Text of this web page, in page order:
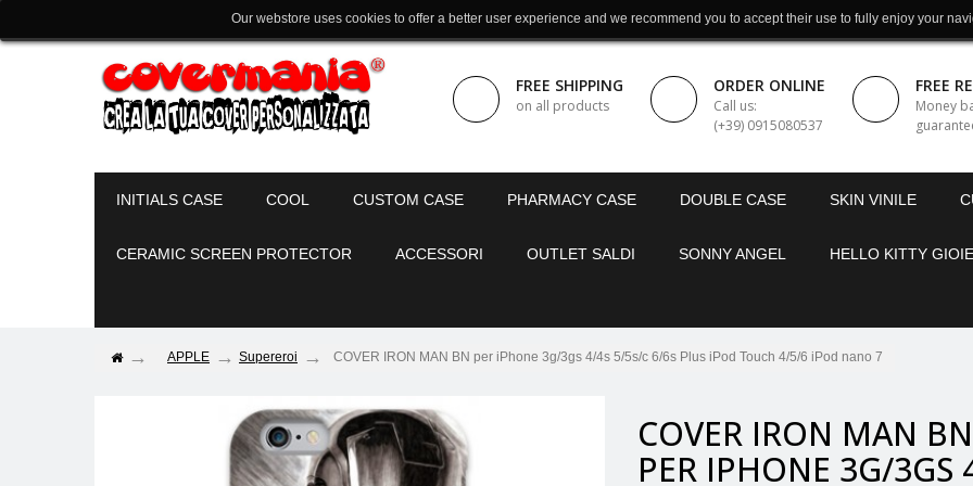
FREE SHIPPING
on all products
ORDER ONLINE
Call us:
(+39) 0915080537
FREE
Money
INITIALS CASE COOL CUSTOM CASE PHARMACY CASE DOUBLE CASE SKIN VINILE
CERAMIC SCREEN PROTECTOR ACCESSORI OUTLET SALDI SONNY ANGEL HELLO KITTY
Our webstore uses cookies to offer a better user experience and we recommend you to accept their use to fully enjoy your
APPLE Supereroi COVER IRON MAN BN per iPhone 3g/3gs 4/4s 5/5s/c 6/6s Plus iPod Touch 4/5/6 iPod nano 7
COVER IRON MAN BN
PER IPHONE 3G/3GS